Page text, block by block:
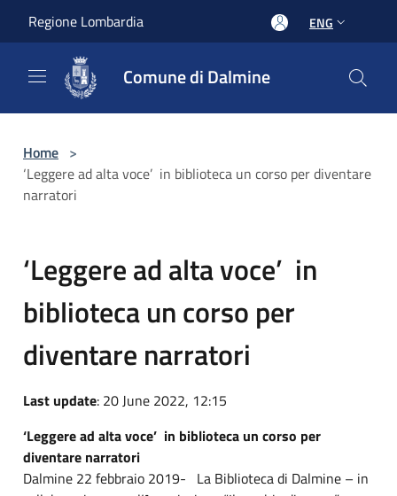
Regione Lombardia ENG
Comune di Dalmine
Home >
‘Leggere ad alta voce’ ­ in biblioteca un corso per diventare
narratori
‘Leggere ad alta voce’ ­ in
biblioteca un corso per
diventare narratori
Last update: 20 June 2022, 12:15
‘Leggere ad alta voce’ ­ in biblioteca un corso per
diventare narratori
Dalmine 22 febbraio 2019- La Biblioteca di Dalmine – in